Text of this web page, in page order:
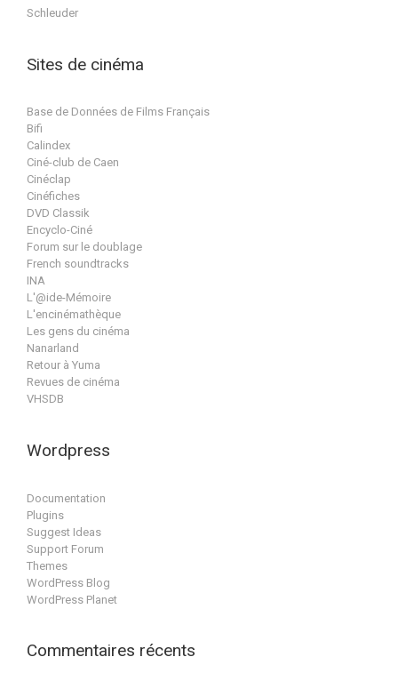
Schleuder
Sites de cinéma
Base de Données de Films Français
Bifi
Calindex
Ciné-club de Caen
Cinéclap
Cinéfiches
DVD Classik
Encyclo-Ciné
Forum sur le doublage
French soundtracks
INA
L'@ide-Mémoire
L'encinémathèque
Les gens du cinéma
Nanarland
Retour à Yuma
Revues de cinéma
VHSDB
Wordpress
Documentation
Plugins
Suggest Ideas
Support Forum
Themes
WordPress Blog
WordPress Planet
Commentaires récents